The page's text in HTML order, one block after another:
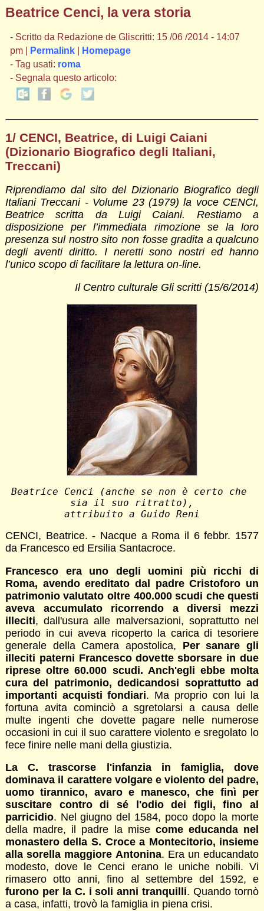
Beatrice Cenci, la vera storia
- Scritto da Redazione de Gliscritti: 15 /06 /2014 - 14:07
pm |
Permalink|
Homepage
- Tag usati: roma
- Segnala questo articolo:
1/ CENCI, Beatrice, di Luigi Caiani
(Dizionario Biografico degli Italiani,
Treccani)
Riprendiamo dal sito del Dizionario Biografico degli
Italiani Treccani - Volume 23 (1979) la voce CENCI,
Beatrice scritta da Luigi Caiani. Restiamo a
disposizione per l’immediata rimozione se la loro
presenza sul nostro sito non fosse gradita a qualcuno
degli aventi diritto. I neretti sono nostri ed hanno
l’unico scopo di facilitare la lettura on-line.
Il Centro culturale Gli scritti (15/6/2014)
Beatrice Cenci (anche se non è certo che
sia il suo ritratto),
attribuito a Guido Reni
CENCI, Beatrice. - Nacque a Roma il 6 febbr. 1577
da Francesco ed Ersilia Santacroce.
Francescoera uno degli uomini più ricchi di
Roma, avendo ereditato dal padre Cristoforo un
patrimonio valutato oltre 400.000 scudi che questi
aveva accumulato ricorrendo a diversi mezzi
illeciti, dall'usura alle malversazioni, soprattutto nel
periodo in cui aveva ricoperto la carica di tesoriere
generale della Camera apostolica, Per sanare gli
illeciti paterni Francesco dovette sborsare in due
riprese oltre 60.000 scudi. Anch'egli ebbe molta
cura del patrimonio, dedicandosi soprattutto ad
importanti acquisti fondiari. Ma proprio con lui la
fortuna avita cominciò a sgretolarsi a causa delle
multe ingenti che dovette pagare nelle numerose
occasioni in cui il suo carattere violento e sregolato lo
fece finire nelle mani della giustizia.
La C. trascorse l'infanzia in famiglia, dove
dominava il carattere volgare e violento del padre,
uomo tirannico, avaro e manesco, che finì per
suscitare contro di sé l'odio dei figli, fino al
parricidio. Nel giugno del 1584, poco dopo la morte
della madre, il padre la mise come educanda nel
monastero della S. Croce a Montecitorio, insieme
alla sorella maggiore Antonina. Era un educandato
modesto, dove le Cenci erano le uniche nobili. Vi
rimasero otto anni, fino al settembre del 1592, e
furono per la C. i soli anni tranquilli. Quando tornò
a casa, infatti, trovò la famiglia in piena crisi.